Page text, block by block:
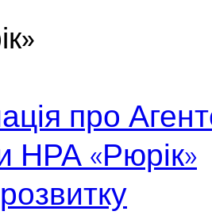
про
НРА «Рюрік»